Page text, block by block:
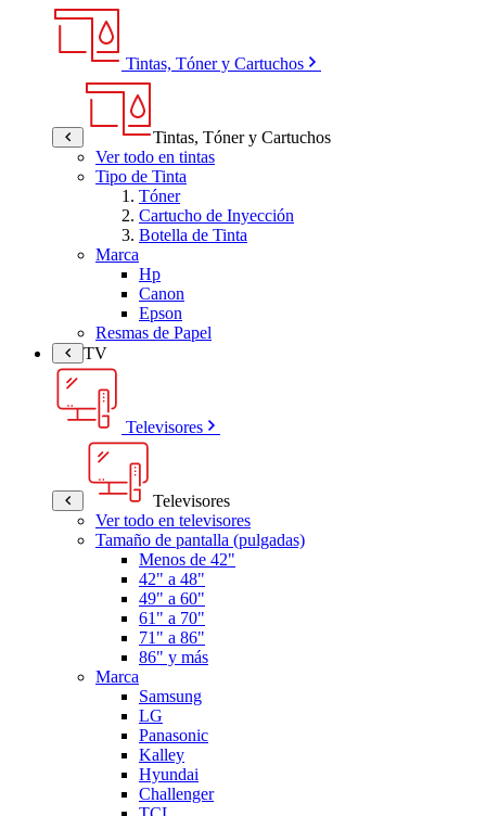
Tintas, Tóner y Cartuchos
Tintas, Tóner y Cartuchos
Ver todo en tintas
Tipo de Tinta
Tóner
Cartucho de Inyección
Botella de Tinta
Marca
Hp
Canon
Epson
Resmas de Papel
TV
Televisores
Televisores
Ver todo en televisores
Tamaño de pantalla (pulgadas)
Menos de 42"
42" a 48"
49" a 60"
61" a 70"
71" a 86"
86" y más
Marca
Samsung
LG
Panasonic
Kalley
Hyundai
Challenger